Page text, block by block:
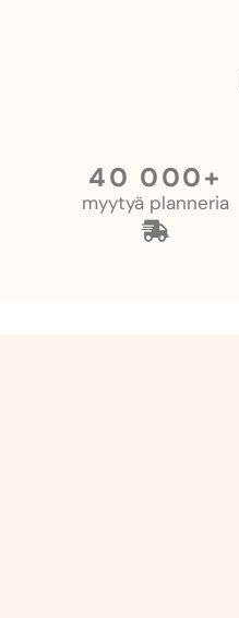
40 000+
myytyä planneria